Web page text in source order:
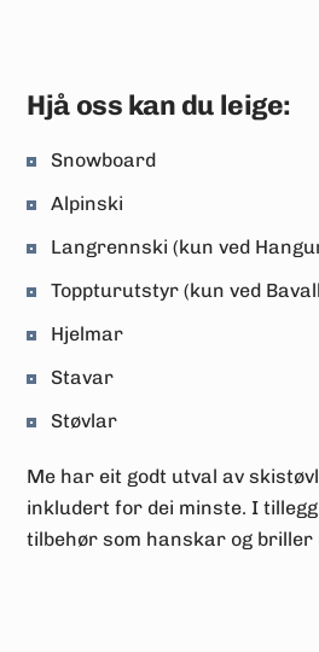
Hjå oss kan du leige:
Snowboard
Alpinski
Langrennski (kun ved
Toppturutstyr (kun ved
Hjelmar
Stavar
Støvlar
Me har eit godt utval av
inkludert for dei minste. I
tilbehør som hanskar og briller